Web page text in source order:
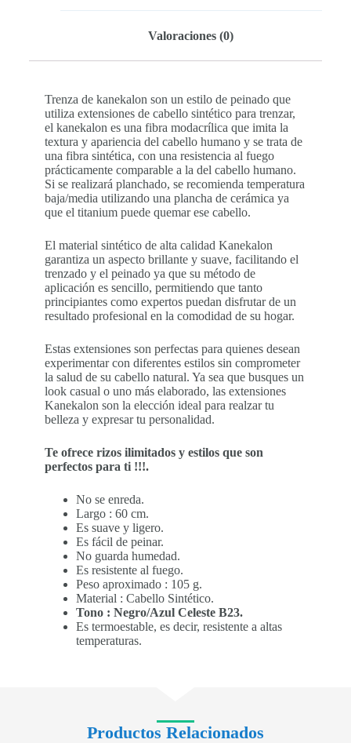
Valoraciones (0)
Trenza de kanekalon son un estilo de peinado que
utiliza extensiones de cabello sintético para trenzar,
el kanekalon es una fibra modacrílica que imita la
textura y apariencia del cabello humano y se trata de
una fibra sintética, con una resistencia al fuego
prácticamente comparable a la del cabello humano.
Si se realizará planchado, se recomienda temperatura
baja/media utilizando una plancha de cerámica ya
que el titanium puede quemar ese cabello.
El material sintético de alta calidad Kanekalon
garantiza un aspecto brillante y suave, facilitando el
trenzado y el peinado ya que su método de
aplicación es sencillo, permitiendo que tanto
principiantes como expertos puedan disfrutar de un
resultado profesional en la comodidad de su hogar.
Estas extensiones son perfectas para quienes desean
experimentar con diferentes estilos sin comprometer
la salud de su cabello natural. Ya sea que busques un
look casual o uno más elaborado, las extensiones
Kanekalon son la elección ideal para realzar tu
belleza y expresar tu personalidad.
Te ofrece rizos ilimitados y estilos que son
perfectos para ti !!!.
No se enreda.
Largo : 60 cm.
Es suave y ligero.
Es fácil de peinar.
No guarda humedad.
Es resistente al fuego.
Peso aproximado : 105 g.
Material : Cabello Sintético.
Tono : Negro/Azul Celeste B23.
Es termoestable, es decir, resistente a altas
temperaturas.
Productos Relacionados